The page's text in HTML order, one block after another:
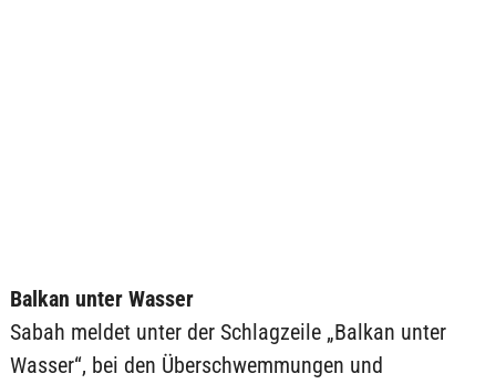
Balkan unter Wasser
Sabah meldet unter der Schlagzeile „Balkan unter
Wasser“, bei den Überschwemmungen und